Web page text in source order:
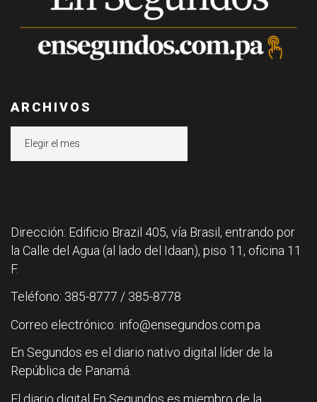
ARCHIVOS
Dirección: Edificio Brazil 405, vía Brasil, entrando por
la Calle del Agua (al lado del Idaan), piso 11, oficina 11
F.
Teléfono: 385-8777 / 385-8778
Correo electrónico: info@ensegundos.com.pa
En Segundos es el diario nativo digital líder de la
República de Panamá.
El diario digital En Segundos es miembro de la